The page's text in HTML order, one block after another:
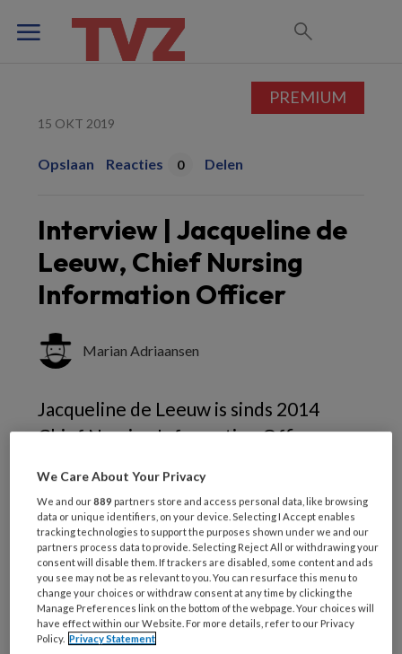
15 OKT 2019
Opslaan Reacties 0 Delen
Interview | Jacqueline de
Leeuw, Chief Nursing
Information Officer
Marian Adriaansen
Jacqueline de Leeuw is sinds 2014
Chief Nursing Information Officer
hoopt zo te kunnen bijdragen aan een
betekenisvol gebruik van informatie
om de zorg te verbeteren.
PREMIUM
We Care About Your Privacy
We and our889 partners store and access personal data, like browsing
data or unique identifiers, on your device. Selecting I Accept enables
tracking technologies to support the purposes shown under we and our
partners process data to provide. Selecting Reject All or withdrawing your
consent will disable them. If trackers are disabled, some content and ads
you see may not be as relevant to you. You can resurface this menu to
change your choices or withdraw consent at any time by clicking the
Manage Preferences link on the bottom of the webpage. Your choices will
have effect within our Website. For more details, refer to our Privacy
Policy. Privacy Statement